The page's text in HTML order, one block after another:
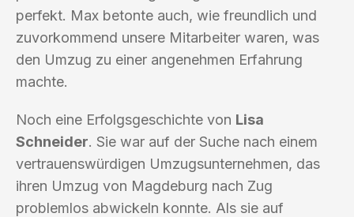
perfekt. Max betonte auch, wie freundlich und
zuvorkommend unsere Mitarbeiter waren, was
den Umzug zu einer angenehmen Erfahrung
machte.
Noch eine Erfolgsgeschichte von Lisa
Schneider. Sie war auf der Suche nach einem
vertrauenswürdigen Umzugsunternehmen, das
ihren Umzug von Magdeburg nach Zug
problemlos abwickeln konnte. Als sie auf